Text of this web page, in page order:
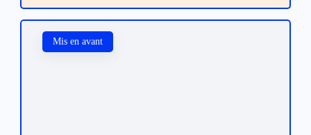
Mis en avant